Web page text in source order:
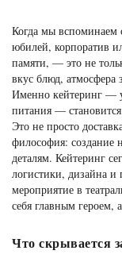
Когда мы вспоминаем
юбилей, корпоратив
памяти, — это не
вкус блюд, атмосфера
Именно кейтеринг —
питания —
Это не просто
философия: создание
деталям. Кейтеринг
логистики, дизайна
мероприятие в
себя главным
Что скрывается